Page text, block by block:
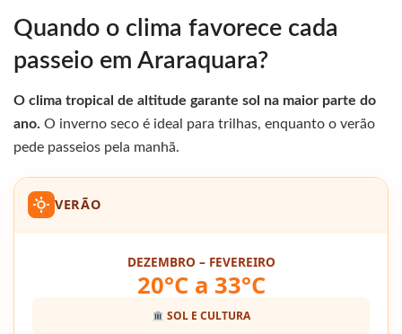
Quando o clima favorece cada
passeio em Araraquara?
O clima tropical de altitude garante sol na maior parte do
ano. O inverno seco é ideal para trilhas, enquanto o verão
pede passeios pela manhã.
VERÃO
DEZEMBRO – FEVEREIRO
20°C a 33°C
SOL E CULTURA